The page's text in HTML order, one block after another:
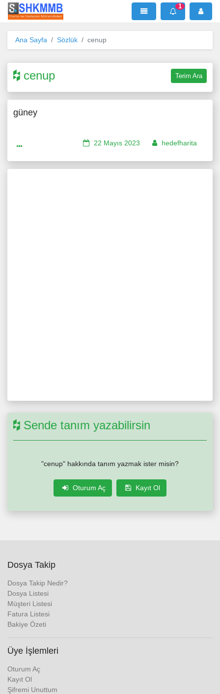
SHKMMB MenÜ Mesaj
1
Ana Sayfa Sözlük cenup
cenup Terim Ara
güney
22 Mayıs 2023 hedefharita
Sende tanım yazabilirsin
"cenup" hakkında tanım yazmak ister misin?
Oturum Aç Kayıt Ol
Dosya Takip
Dosya Takip Nedir?
Dosya Listesi
Müşteri Listesi
Fatura Listesi
Bakiye Özeti
Üye İşlemleri
Oturum Aç
Kayıt Ol
Şifremi Unuttum